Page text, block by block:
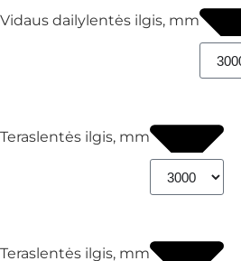
Vidaus dailylentės ilgis, mm
Teraslentės ilgis, mm
Teraslentės ilgis, mm